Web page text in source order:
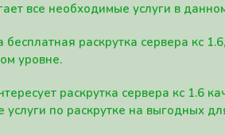
все необходимые услуги в
раскрутка сервера кс
уровне.
раскрутка сервера кс 1.6
по раскрутке на выгодных